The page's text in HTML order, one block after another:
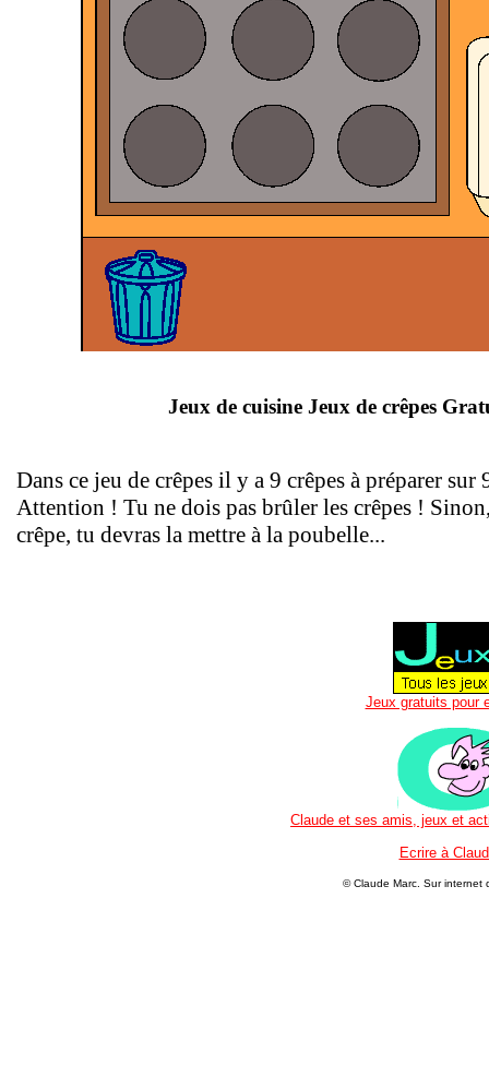
Jeux de cuisine Jeux de crêpes
Dans ce jeu de crêpes il y a 9 crêpes à préparer sur
Attention ! Tu ne dois pas brûler les crêpes !
crêpe, tu devras la mettre à la poubelle...
Jeux gratuits pour
Claude et ses amis, jeux et
Ecrire à
© Claude Marc. Sur internet